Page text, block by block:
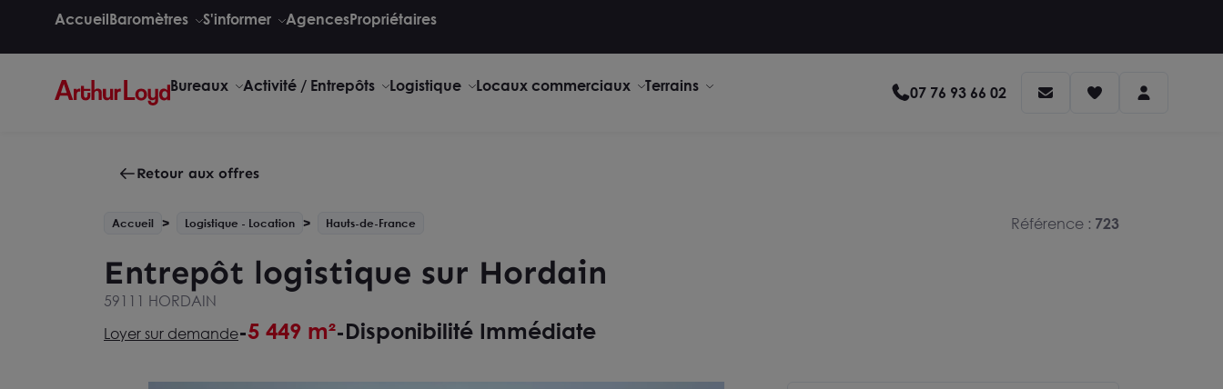
AccueilBaromètres S'informer AgencesPropriétaires
Bureaux Activité / Entrepôts Logistique Locaux commerciaux Terrains 07 76 93 66 02
Retour aux offres
Accueil Logistique - Location Hauts-de-France Référence : 723
Entrepôt logistique sur Hordain
59111 HORDAIN
Loyer sur demande-5 449 m²-Disponibilité Immédiate